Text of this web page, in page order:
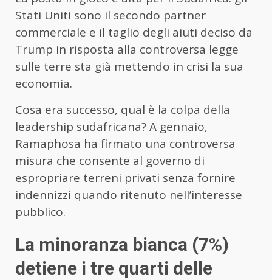
Stati Uniti sono il secondo partner
commerciale e il taglio degli aiuti deciso da
Trump in risposta alla controversa legge
sulle terre sta già mettendo in crisi la sua
economia.
Cosa era successo, qual è la colpa della
leadership sudafricana? A gennaio,
Ramaphosa ha firmato una controversa
misura che consente al governo di
espropriare terreni privati senza fornire
indennizzi quando ritenuto nell’interesse
pubblico.
La minoranza bianca (7%)
detiene i tre quarti delle